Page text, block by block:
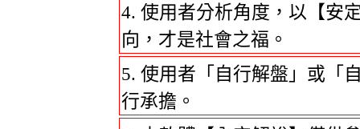
使用者分析角度，以【安
向，才是社會之福。
使用者「自行解盤」或「
行承擔。